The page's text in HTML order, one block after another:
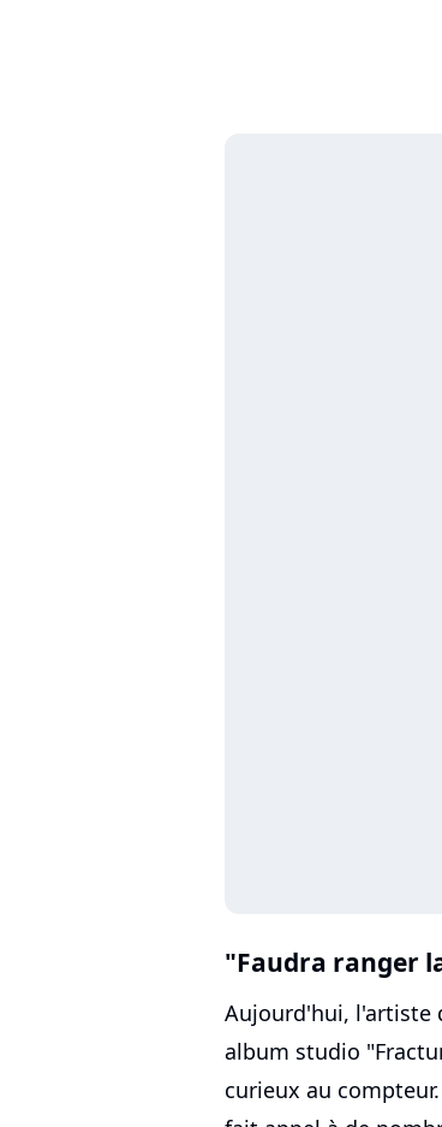
"Faudra ranger
Aujourd'hui, l'artiste
album studio
curieux au